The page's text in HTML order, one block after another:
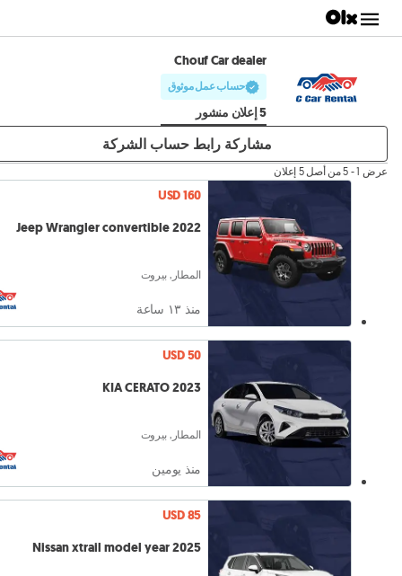
Chouf Car dealer
حساب عمل موثوق
5 إعلان منشور
مشاركة رابط حساب الشركة
عرض 1 - 5 من أصل 5 إعلان
USD 160
Jeep Wrangler convertible 2022
المطار, بيروت
منذ ١٣ ساعة
USD 50
KIA CERATO 2023
المطار, بيروت
منذ يومين
USD 85
Nissan xtrail model year 2025